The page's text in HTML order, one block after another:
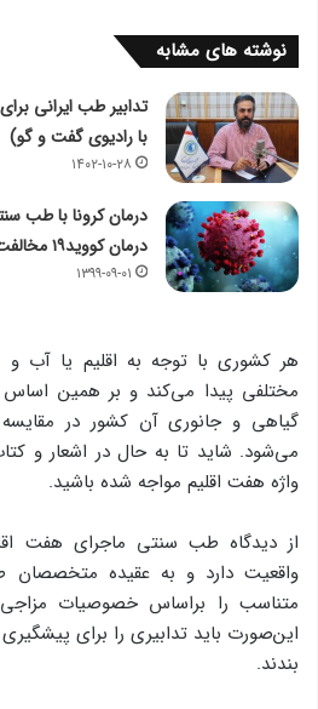
نوشته های مشابه
تدابیر طب ایرانی
با رادیوی گفت و گو)
۱۴۰۲-۱۰-۲۸
درمان کرونا با طب
درمان کووید۱۹ مخالفت می‌شود؟
۱۳۹۹-۰۹-۰۱
هر كشوری با توجه به اقلیم یا آب
مختلفی پیدا می‌كند و بر همین
گیاهی و جانوری آن كشور در
می‌شود. شاید تا به حال در اشعار و
واژه هفت اقلیم مواجه شده باشید.
از دیدگاه طب سنتی ماجرای هفت
واقعیت دارد و به عقیده متخصصان
متناسب را براساس خصوصیات
این‌صورت باید تدابیری را برای
بندند.